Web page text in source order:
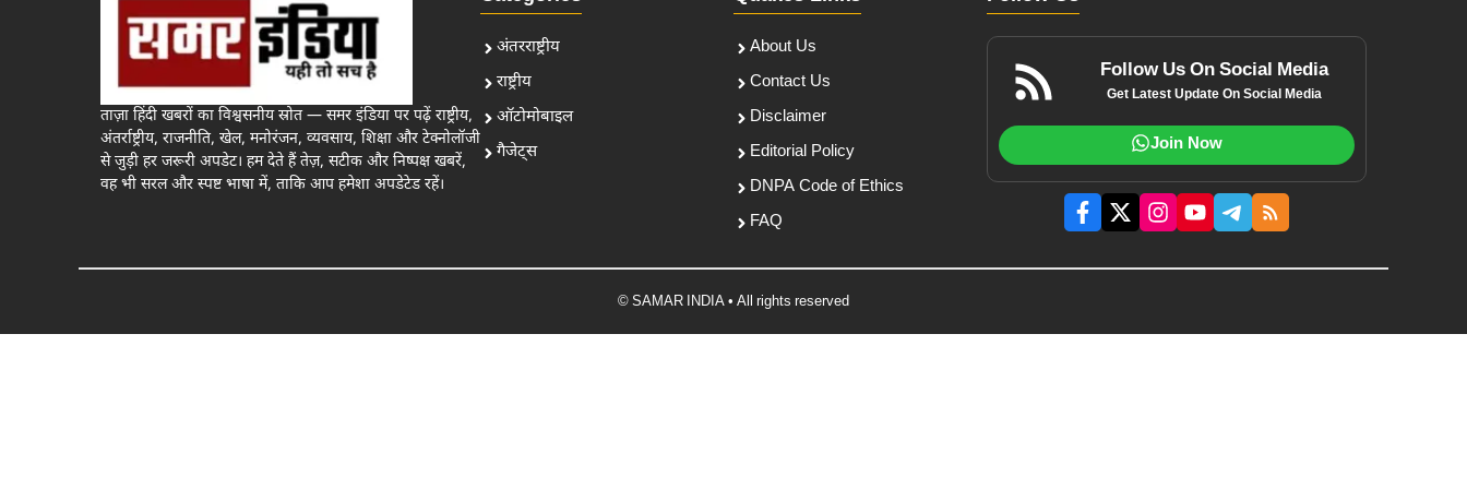
ताज़ा हिंदी खबरों का विश्वसनीय स्रोत — समर इंडिया पर पढ़ें राष्ट्रीय,
अंतर्राष्ट्रीय, राजनीति, खेल, मनोरंजन, व्यवसाय, शिक्षा और टेक्नोलॉजी
से जुड़ी हर जरूरी अपडेट। हम देते हैं तेज़, सटीक और निष्पक्ष खबरें,
वह भी सरल और स्पष्ट भाषा में, ताकि आप हमेशा अपडेटेड रहें।
अंतरराष्ट्रीय
राष्ट्रीय
ऑटोमोबाइल
गैजेट्स
About Us
Contact Us
Disclaimer
Editorial Policy
DNPA Code of Ethics
FAQ
Follow Us On Social Media
Get Latest Update On Social Media
Join Now
© SAMAR INDIA • All rights reserved